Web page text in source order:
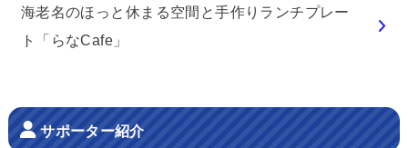
海老名のほっと休まる空間と手作りランチプレー
ト「らなCafe」
サポーター紹介